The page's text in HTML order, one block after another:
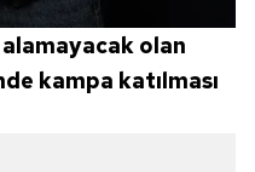
olan
kampa katılması